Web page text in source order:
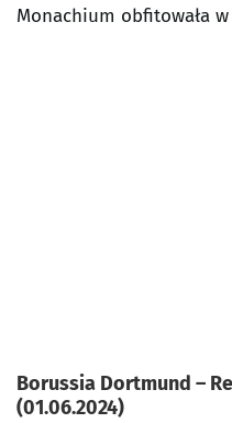
Monachium obfitowała
Borussia Dortmund –
(01.06.2024)